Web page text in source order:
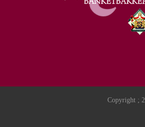
Copyright ;